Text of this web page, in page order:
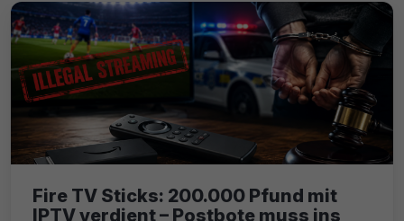
Fire TV Sticks: 200.000 Pfund mit
IPTV verdient – Postbote muss ins